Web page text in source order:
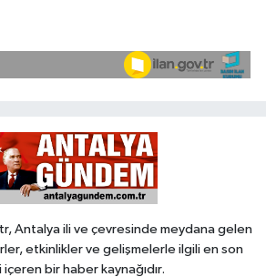
Antalya ili ve çevresinde meydana gelen
etkinlikler ve gelişmelerle ilgili en son
içeren bir haber kaynağıdır.